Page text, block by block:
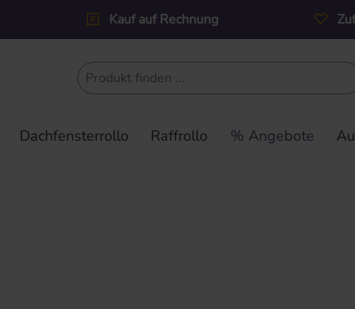
Kauf auf Rechnung
Dachfensterrollo Raffrollo % Angebote